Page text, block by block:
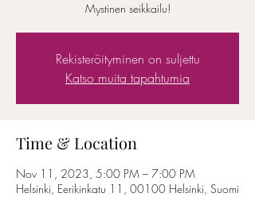
Mystinen seikkailu!
Rekisteröityminen on suljettu
Katso muita tapahtumia
Time & Location
Nov 11, 2023, 5:00 PM – 7:00 PM
Helsinki, Eerikinkatu 11, 00100 Helsinki, Suomi